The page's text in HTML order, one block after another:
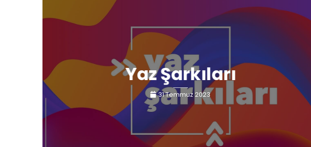
Yaz Şarkıları
31 Temmuz 2023